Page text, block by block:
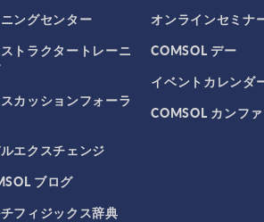
ングセンター
トラクタートレーニ
カッションフォーラ
エクスチェンジ
ブログ
フィジックス辞典
オンラインセミナ
COMSOL デー
イベントカレンダ
COMSOL カンフ